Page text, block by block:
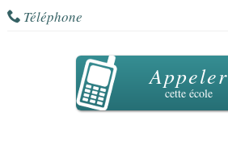
Téléphone
Appeler
cette école